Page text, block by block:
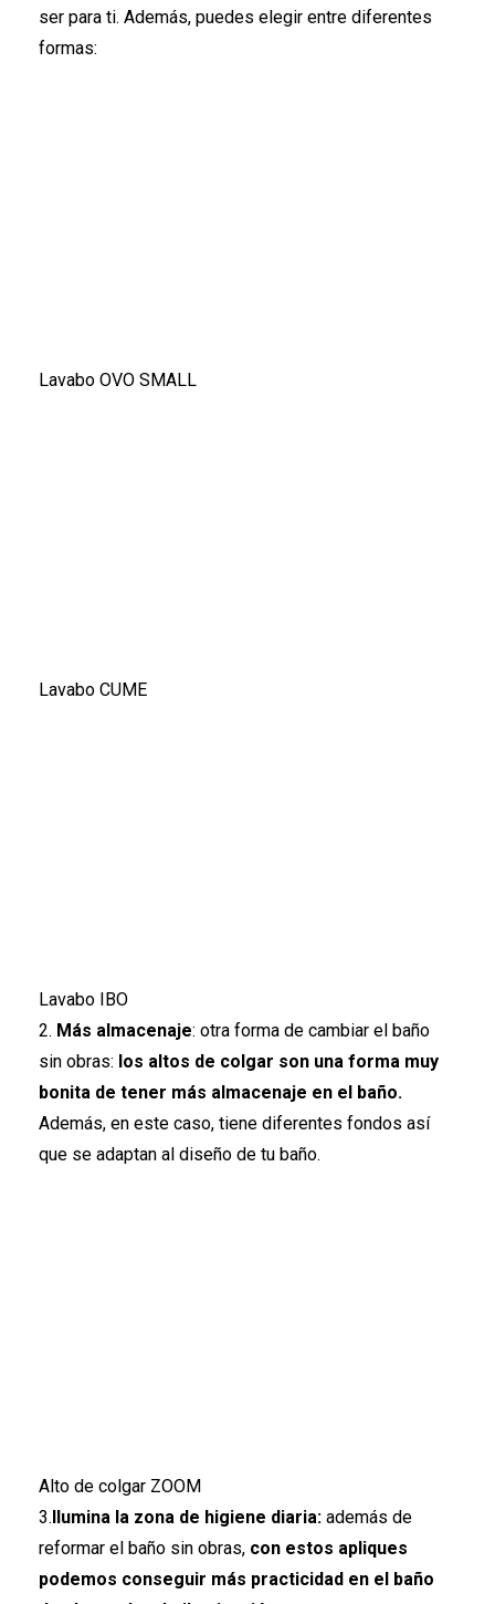
ser para ti. Además, puedes elegir entre diferentes
formas:
Lavabo OVO SMALL
Lavabo CUME
Lavabo IBO
2. Más almacenaje: otra forma de cambiar el baño
sin obras: los altos de colgar son una forma muy
bonita de tener más almacenaje en el baño.
Además, en este caso, tiene diferentes fondos así
que se adaptan al diseño de tu baño.
Alto de colgar ZOOM
3.Ilumina la zona de higiene diaria: además de
reformar el baño sin obras, con estos apliques
podemos conseguir más practicidad en el baño